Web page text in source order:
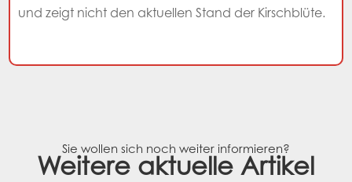
und zeigt nicht den aktuellen Stand der Kirschblüte.
Sie wollen sich noch weiter informieren?
Weitere aktuelle Artikel